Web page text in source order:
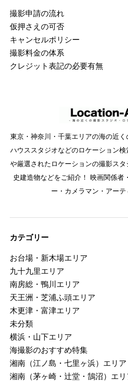
撮影申請の流れ
仮押さえの可否
キャンセルポリシー
撮影料金の体系
クレジット表記の必要有無
東京・神奈川・千葉エリアの海の近く
ハウススタジオなどのロケーション
や厳選されたロケーションの撮影ス
史建造物などをご紹介！ 映画関係者
ー・カメラマン・アーテ
カテゴリー
お台場・新木場エリア
九十九里エリア
南房総・鴨川エリア
天王洲・芝浦ふ頭エリア
木更津・富津エリア
未分類
横浜・山下エリア
海撮影のおすすめ特集
湘南（江ノ島・七里ヶ浜）エリア
湘南（茅ヶ崎・辻堂・鵠沼）エリ